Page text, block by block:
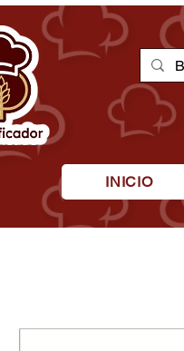
INICIO